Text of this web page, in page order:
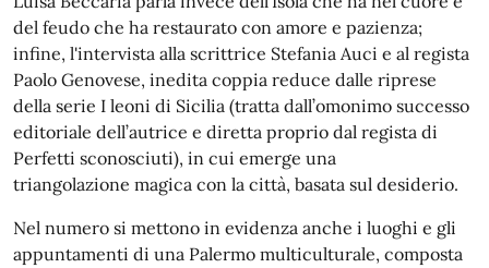
del feudo che ha restaurato con amore e pazienza;
infine, l'intervista alla scrittrice Stefania Auci e al regista
Paolo Genovese, inedita coppia reduce dalle riprese
della serie I leoni di Sicilia (tratta dall’omonimo successo
editoriale dell’autrice e diretta proprio dal regista di
Perfetti sconosciuti), in cui emerge una
triangolazione magica con la città, basata sul desiderio.
Nel numero si mettono in evidenza anche i luoghi e gli
appuntamenti di una Palermo multiculturale, composta